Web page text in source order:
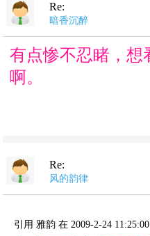
Re:
暗香沉醉
有点惨不忍睹，想
啊。
Re:
风的韵律
引用 雅韵 在 2009-2-24